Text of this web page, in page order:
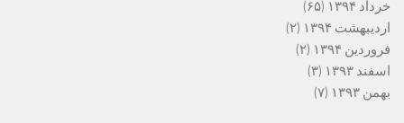
خرداد ۱۳۹۴
(۶۵)
اردیبهشت ۱۳۹۴
(۲)
فروردین ۱۳۹۴
(۲)
اسفند ۱۳۹۳
(۳)
بهمن ۱۳۹۳
(۷)